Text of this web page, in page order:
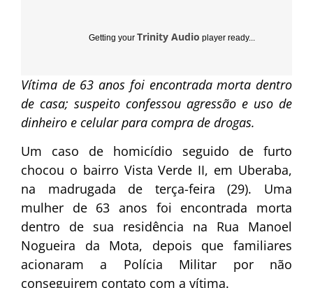
Getting your Trinity Audio player ready...
Vítima de 63 anos foi encontrada morta dentro
de casa; suspeito confessou agressão e uso de
dinheiro e celular para compra de drogas.
Um caso de homicídio seguido de furto
chocou o bairro Vista Verde II, em Uberaba,
na madrugada de terça-feira (29). Uma
mulher de 63 anos foi encontrada morta
dentro de sua residência na Rua Manoel
Nogueira da Mota, depois que familiares
acionaram a Polícia Militar por não
conseguirem contato com a vítima.